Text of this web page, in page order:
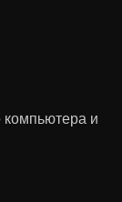
компьютера и